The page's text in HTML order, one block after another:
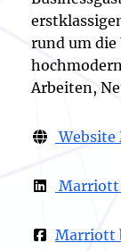
rund um die
Arbeiten,
Marriott
Marriott